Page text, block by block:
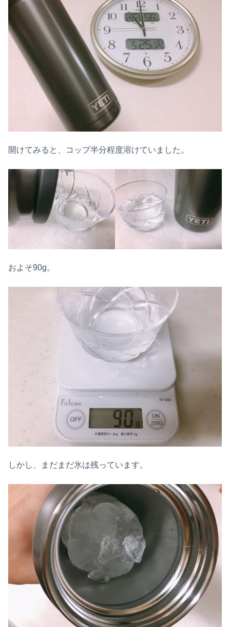
開けてみると、コップ半分程度溶けていました。
およそ90g。
しかし、まだまだ氷は残っています。